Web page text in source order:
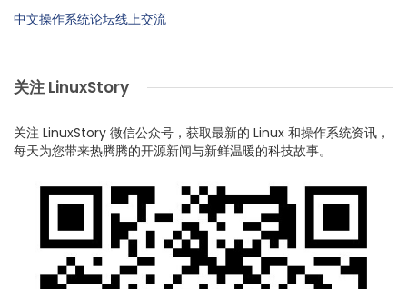
中文操作系统论坛线上交流
关注 LinuxStory
关注 LinuxStory 微信公众号，获取最新的 Linux 和操作系统资讯，
每天为您带来热腾腾的开源新闻与新鲜温暖的科技故事。